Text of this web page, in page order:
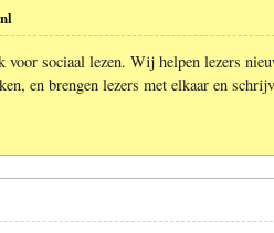
voor sociaal lezen. Wij helpen lezers
en brengen lezers met elkaar en